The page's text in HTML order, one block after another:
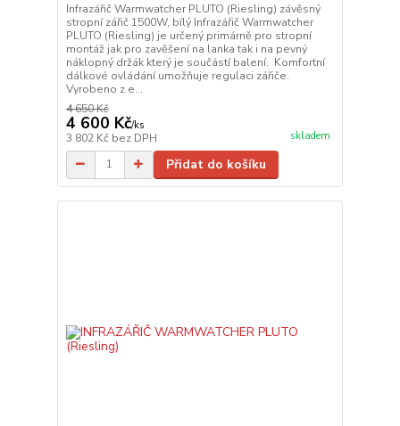
Infrazářič Warmwatcher PLUTO (Riesling) závěsný
stropní zářič 1500W, bílý Infrazářič Warmwatcher
PLUTO (Riesling) je určený primárně pro stropní
montáž jak pro zavěšení na lanka tak i na pevný
náklopný držák který je součástí balení. Komfortní
dálkové ovládání umožňuje regulaci zářiče.
Vyrobeno z e...
4 650 Kč
4 600 Kč/ks
3 802 Kč bez DPH skladem
Přidat do košíku